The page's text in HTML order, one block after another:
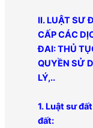
II. LUẬT SƯ
CẤP CÁC
ĐAI: THỦ
QUYỀN SỬ
LÝ,..
1. Luật sư
đất: